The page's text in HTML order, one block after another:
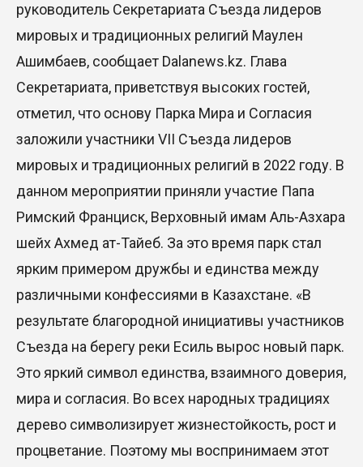
руководитель Секретариата Съезда лидеров
мировых и традиционных религий Маулен
Ашимбаев, сообщает Dalanews.kz. Глава
Секретариата, приветствуя высоких гостей,
отметил, что основу Парка Мира и Согласия
заложили участники VII Съезда лидеров
мировых и традиционных религий в 2022 году. В
данном мероприятии приняли участие Папа
Римский Франциск, Верховный имам Аль-Азхара
шейх Ахмед ат-Тайеб. За это время парк стал
ярким примером дружбы и единства между
различными конфессиями в Казахстане. «В
результате благородной инициативы участников
Съезда на берегу реки Есиль вырос новый парк.
Это яркий символ единства, взаимного доверия,
мира и согласия. Во всех народных традициях
дерево символизирует жизнестойкость, рост и
процветание. Поэтому мы воспринимаем этот